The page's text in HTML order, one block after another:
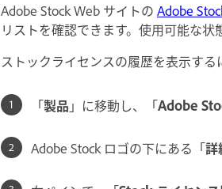
Adobe Stock Web サイトの Adobe
リストを確認できます。使用可能な状
ストックライセンスの履歴を表示する
「製品 」に移動し、 「Adobe
Adobe Stock ロゴの下にある「詳